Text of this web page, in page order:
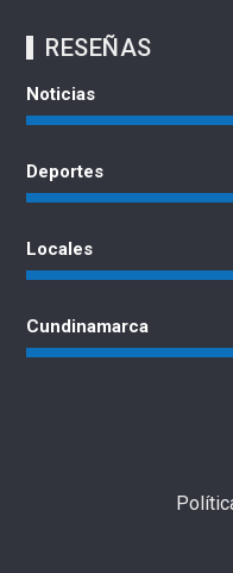
RESEÑAS
Noticias
Deportes
Locales
Cundinamarca